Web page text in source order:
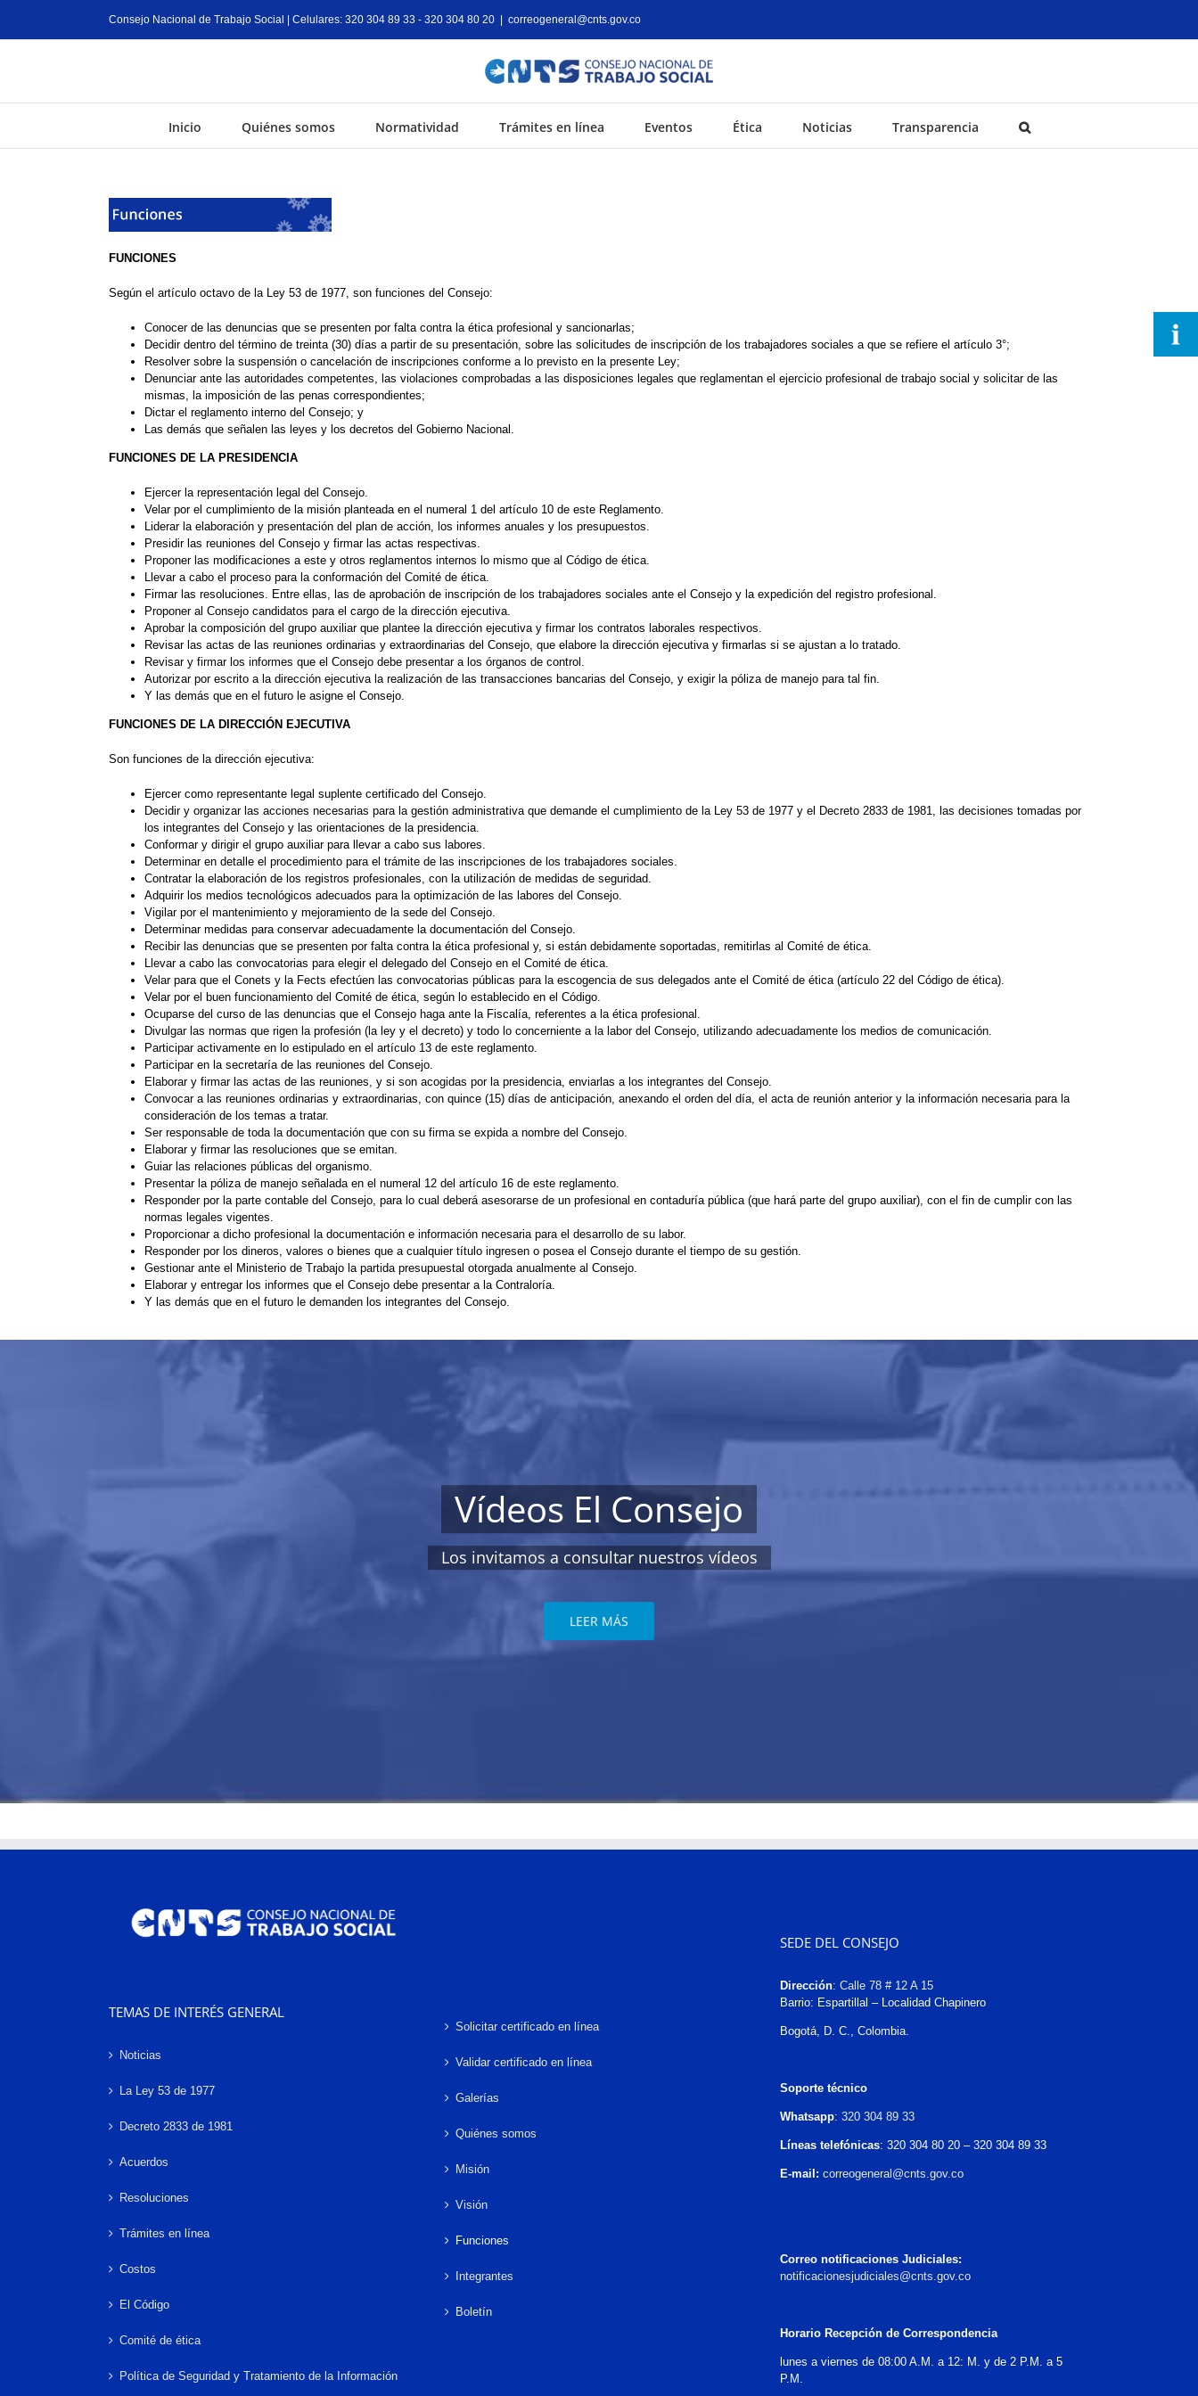
Consejo Nacional de Trabajo Social | Celulares: 320 304 89 33 - 320 304 80 20 correogeneral@cnts.gov.co
Inicio Quiénes somos Normatividad Trámites en línea Eventos Ética Noticias Transparencia
FUNCIONES
Según el artículo octavo de la Ley 53 de 1977, son funciones del Consejo:
Conocer de las denuncias que se presenten por falta contra la ética profesional y sancionarlas;
Decidir dentro del término de treinta (30) días a partir de su presentación, sobre las solicitudes de inscripción de los trabajadores sociales a que se refiere el artículo 3°;
Resolver sobre la suspensión o cancelación de inscripciones conforme a lo previsto en la presente Ley;
Denunciar ante las autoridades competentes, las violaciones comprobadas a las disposiciones legales que reglamentan el ejercicio profesional de trabajo social y solicitar de las
mismas, la imposición de las penas correspondientes;
Dictar el reglamento interno del Consejo; y
Las demás que señalen las leyes y los decretos del Gobierno Nacional.
FUNCIONES DE LA PRESIDENCIA
Ejercer la representación legal del Consejo.
Velar por el cumplimiento de la misión planteada en el numeral 1 del artículo 10 de este Reglamento.
Liderar la elaboración y presentación del plan de acción, los informes anuales y los presupuestos.
Presidir las reuniones del Consejo y firmar las actas respectivas.
Proponer las modificaciones a este y otros reglamentos internos lo mismo que al Código de ética.
Llevar a cabo el proceso para la conformación del Comité de ética.
Firmar las resoluciones. Entre ellas, las de aprobación de inscripción de los trabajadores sociales ante el Consejo y la expedición del registro profesional.
Proponer al Consejo candidatos para el cargo de la dirección ejecutiva.
Aprobar la composición del grupo auxiliar que plantee la dirección ejecutiva y firmar los contratos laborales respectivos.
Revisar las actas de las reuniones ordinarias y extraordinarias del Consejo, que elabore la dirección ejecutiva y firmarlas si se ajustan a lo tratado.
Revisar y firmar los informes que el Consejo debe presentar a los órganos de control.
Autorizar por escrito a la dirección ejecutiva la realización de las transacciones bancarias del Consejo, y exigir la póliza de manejo para tal fin.
Y las demás que en el futuro le asigne el Consejo.
FUNCIONES DE LA DIRECCI ÓN EJECUTIVA
Son funciones de la dirección ejecutiva:
Ejercer como representante legal suplente certificado del Consejo.
Decidir y organizar las acciones necesarias para la gestión administrativa que demande el cumplimiento de la Ley 53 de 1977 y el Decreto 2833 de 1981, las decisiones tomadas por
los integrantes del Consejo y las orientaciones de la presidencia.
Conformar y dirigir el grupo auxiliar para llevar a cabo sus labores.
Determinar en detalle el procedimiento para el trámite de las inscripciones de los trabajadores sociales.
Contratar la elaboración de los registros profesionales, con la utilización de medidas de seguridad.
Adquirir los medios tecnológicos adecuados para la optimización de las labores del Consejo.
Vigilar por el mantenimiento y mejoramiento de la sede del Consejo.
Determinar medidas para conservar adecuadamente la documentación del Consejo.
Recibir las denuncias que se presenten por falta contra la ética profesional y, si están debidamente soportadas, remitirlas al Comité de ética.
Llevar a cabo las convocatorias para elegir el delegado del Consejo en el Comité de ética.
Velar para que el Conets y la Fects efectúen las convocatorias públicas para la escogencia de sus delegados ante el Comité de ética (artículo 22 del Código de ética).
Velar por el buen funcionamiento del Comité de ética, según lo establecido en el Código.
Ocuparse del curso de las denuncias que el Consejo haga ante la Fiscalía, referentes a la ética profesional.
Divulgar las normas que rigen la profesión (la ley y el decreto) y todo lo concerniente a la labor del Consejo, utilizando adecuadamente los medios de comunicación.
Participar activamente en lo estipulado en el artículo 13 de este reglamento.
Participar en la secretaría de las reuniones del Consejo.
Elaborar y firmar las actas de las reuniones, y si son acogidas por la presidencia, enviarlas a los integrantes del Consejo.
Convocar a las reuniones ordinarias y extraordinarias, con quince (15) días de anticipación, anexando el orden del día, el acta de reunión anterior y la información necesaria para la
consideración de los temas a tratar.
Ser responsable de toda la documentación que con su firma se expida a nombre del Consejo.
Elaborar y firmar las resoluciones que se emitan.
Guiar las relaciones públicas del organismo.
Presentar la póliza de manejo señalada en el numeral 12 del artículo 16 de este reglamento.
Responder por la parte contable del Consejo, para lo cual deberá asesorarse de un profesional en contaduría pública (que hará parte del grupo auxiliar), con el fin de cumplir con las
normas legales vigentes.
Proporcionar a dicho profesional la documentación e información necesaria para el desarrollo de su labor.
Responder por los dineros, valores o bienes que a cualquier título ingresen o posea el Consejo durante el tiempo de su gestión.
Gestionar ante el Ministerio de Trabajo la partida presupuestal otorgada anualmente al Consejo.
Elaborar y entregar los informes que el Consejo debe presentar a la Contraloría.
Y las demás que en el futuro le demanden los integrantes del Consejo.
Vídeos El Consejo
Los invitamos a consultar nuestros vídeos
LEER MÁS
TEMAS DE INTERÉS GENERAL
Noticias
La Ley 53 de 1977
Decreto 2833 de 1981
Acuerdos
Resoluciones
Trámites en línea
Costos
El Código
Comité de ética
Política de Seguridad y Tratamiento de la Información
Solicitar certificado en línea
Validar certificado en línea
Galerías
Quiénes somos
Misión
Visión
Funciones
Integrantes
Boletín
SEDE DEL CONSEJO
Dirección:Calle 78 # 12 A 15
Barrio: Espartillal – Localidad Chapinero
Bogotá, D. C., Colombia.
Soporte técnico
Whatsapp:320 304 89 33
Líneas telefónicas: 320 304 80 20 – 320 304 89 33
E-mail: correogeneral@cnts.gov.co
Correo notificaciones Judiciales:
notificacionesjudiciales@cnts.gov.co
Horario Recepción de Correspondencia
lunes a viernes de 08:00 A.M. a 12: M. y de 2 P.M. a 5
P.M.